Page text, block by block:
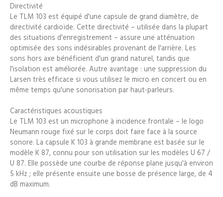
Directivité
Le TLM 103 est équipé d'une capsule de grand diamètre, de
directivité cardioïde. Cette directivité – utilisée dans la plupart
des situations d'enregistrement – assure une atténuation
optimisée des sons indésirables provenant de l'arrière. Les
sons hors axe bénéficient d'un grand naturel, tandis que
l'isolation est améliorée. Autre avantage : une suppression du
Larsen très efficace si vous utilisez le micro en concert ou en
même temps qu'une sonorisation par haut-parleurs.
Caractéristiques acoustiques
Le TLM 103 est un microphone à incidence frontale – le logo
Neumann rouge fixé sur le corps doit faire face à la source
sonore. La capsule K 103 à grande membrane est basée sur le
modèle K 87, connu pour son utilisation sur les modèles U 67 /
U 87. Elle possède une courbe de réponse plane jusqu'à environ
5 kHz ; elle présente ensuite une bosse de présence large, de 4
dB maximum.